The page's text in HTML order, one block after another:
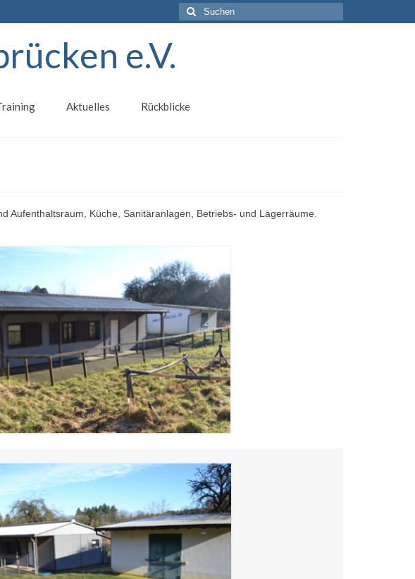
Suchen
nach:
e.V.
Aktuelles Rückblicke
Aufenthaltsraum, Küche, Sanitäranlagen, Betriebs- und Lagerräume.